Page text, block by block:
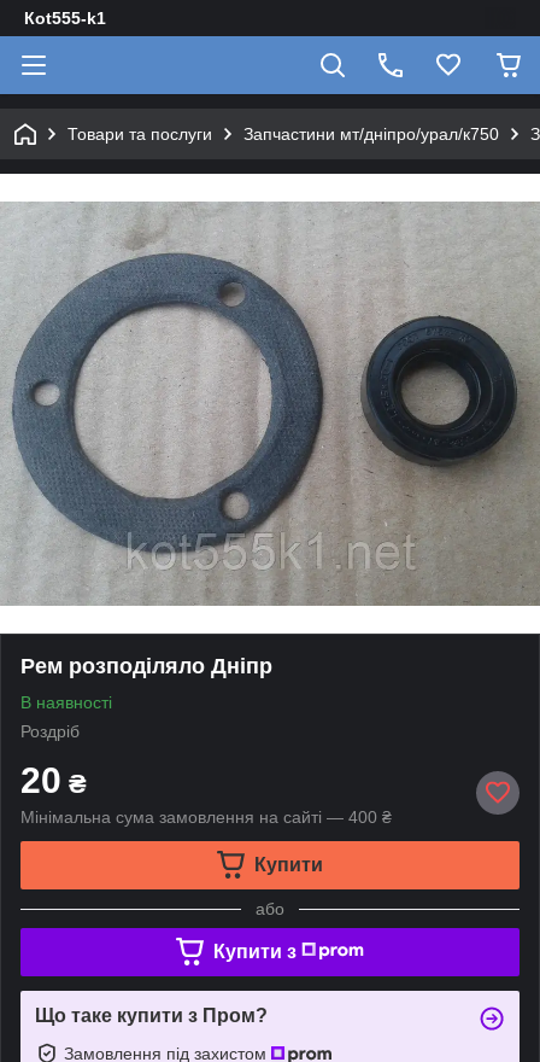
Кot555-k1
Товари та послуги Запчастини мт/дніпро/урал/к750
Рем розподіляло Дніпр
В наявності
Роздріб
20 ₴
Мінімальна сума замовлення на сайті — 400 ₴
Купити
або
Купити з
Що таке купити з Пром?
Замовлення під захистом